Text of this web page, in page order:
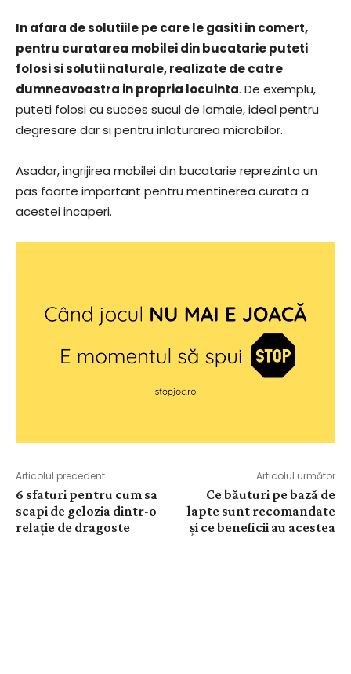
In afara de solutiile pe care le gasiti in comert,
pentru curatarea mobilei din bucatarie puteti
folosi si solutii naturale, realizate de catre
dumneavoastra in propria locuinta. De exemplu,
puteti folosi cu succes sucul de lamaie, ideal pentru
degresare dar si pentru inlaturarea microbilor.
Asadar, ingrijirea mobilei din bucatarie reprezinta un
pas foarte important pentru mentinerea curata a
acestei incaperi.
Articolul precedent
6 sfaturi pentru cum sa
scapi de gelozia dintr-o
relație de dragoste
Articolul următor
Ce băuturi pe bază de
lapte sunt recomandate
și ce beneficii au acestea